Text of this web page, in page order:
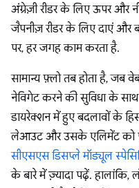
अंग्रेज़ी रीडर के लिए ऊपर और
जैपनीज़ रीडर के लिए दाएं और
पर, हर जगह काम करता है.
सामान्य फ़्लो तब होता है,
नेविगेट करने की सुविधा के
डायरेक्शन में हुए बदलावों के
लेआउट और उसके एलिमेंट को
सीएसएस डिसप्ले मॉड्यूल
के बारे में ज़्यादा पढ़ें. हालांकि,